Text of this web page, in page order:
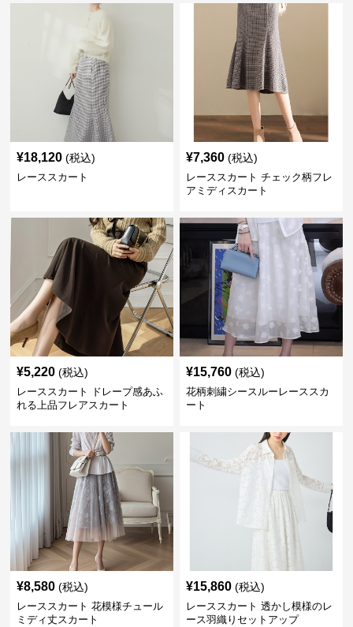
¥18,120 (税込)
レーススカート
¥7,360 (税込)
レーススカート チェック柄フレ
アミディスカート
¥5,220 (税込)
レーススカート ドレープ感あふ
れる上品フレアスカート
¥15,760 (税込)
花柄刺繍シースルーレーススカ
ート
¥8,580 (税込)
レーススカート 花模様チュール
ミディ丈スカート
¥15,860 (税込)
レーススカート 透かし模様のレ
ース羽織りセットアップ